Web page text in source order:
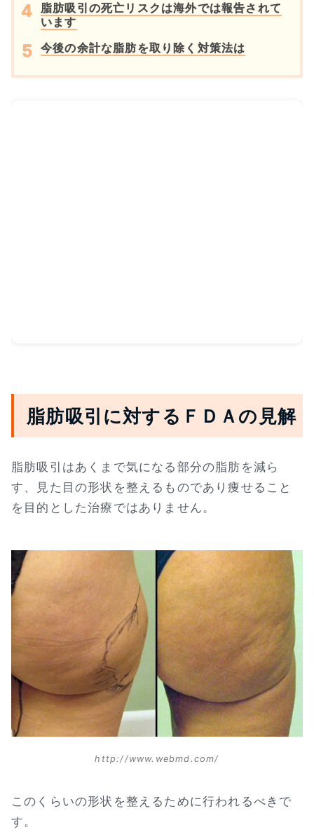
脂肪吸引の死亡リスクは海外では報告されて
います
今後の余計な脂肪を取り除く対策法は
脂肪吸引に対するＦＤＡの見解
脂肪吸引はあくまで気になる部分の脂肪を減ら
す、見た目の形状を整えるものであり痩せること
を目的とした治療ではありません。
http://www.webmd.com/
このくらいの形状を整えるために行われるべきで
す。